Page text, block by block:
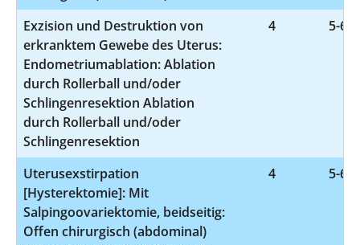
Exzision und Destruktion von
erkranktem Gewebe des Uterus:
Endometriumablation: Ablation
durch Rollerball und/oder
Schlingenresektion Ablation
durch Rollerball und/oder
Schlingenresektion
4 5-
Uterusexstirpation
[Hysterektomie]: Mit
Salpingoovariektomie, beidseitig:
Offen chirurgisch (abdominal)
4 5-